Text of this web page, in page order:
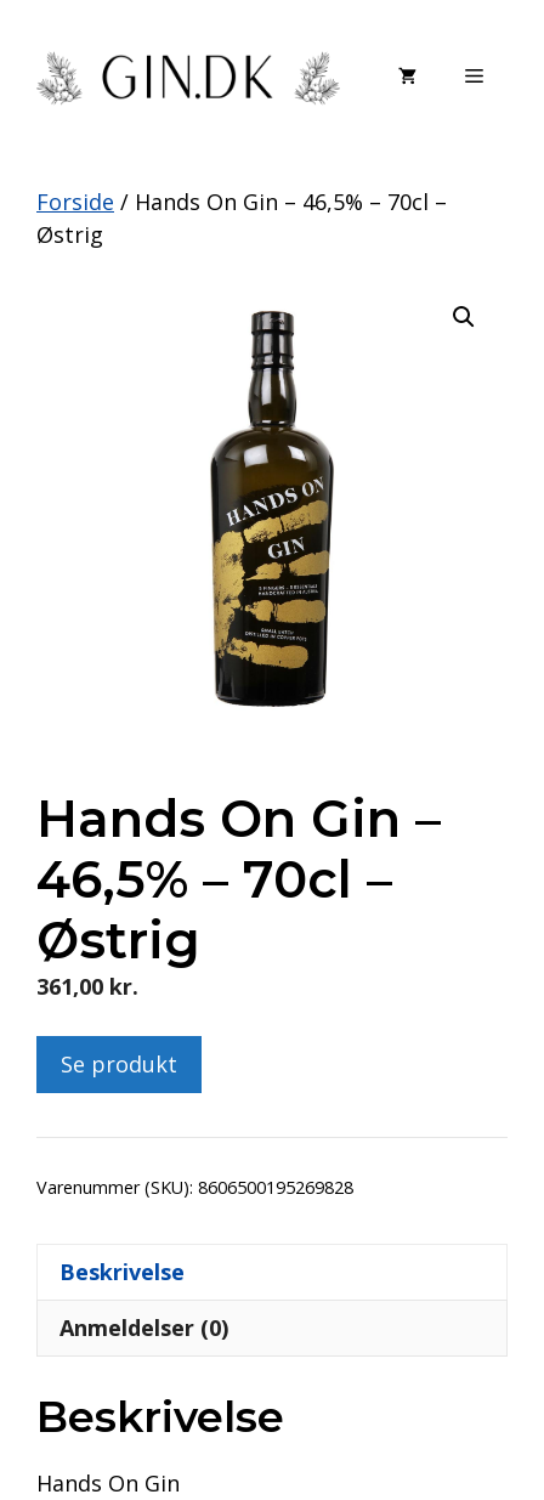
indhold
Menu
Forside / Hands On Gin – 46,5% – 70cl –
Østrig
Hands On Gin –
46,5% – 70cl –
Østrig
361,00 kr.
Se produkt
Varenummer (SKU): 8606500195269828
Beskrivelse
Anmeldelser (0)
Beskrivelse
Hands On Gin